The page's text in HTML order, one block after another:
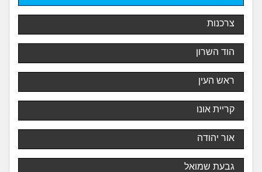
צרכנות
הוד השרון
ראש העין
קריית אונו
אור יהודה
גבעת שמואל